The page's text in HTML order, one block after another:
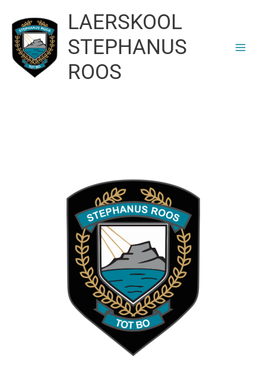
content
LAERSKOOL
STEPHANUS
ROOS